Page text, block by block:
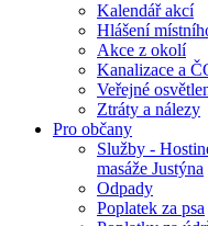
Kalendář akcí
Hlášení
Akce z okolí
Kanalizace a
Veřejné
Ztráty a nálezy
Pro občany
Služby -
masáže Justýna
Odpady
Poplatek za psa